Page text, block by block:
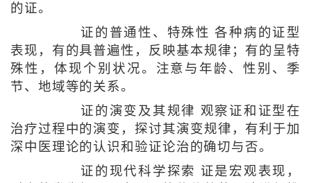
的证。
证的普通性、特殊性 各种病的证型
表现，有的具普遍性，反映基本规律；有的呈特
殊性，体现个别状况。注意与年龄、性别、季
节、地域等的关系。
证的演变及其规律 观察证和证型在
治疗过程中的演变，探讨其演变规律，有利于加
深中医理论的认识和验证论治的确切与否。
证的现代科学探索 证是宏观表现，